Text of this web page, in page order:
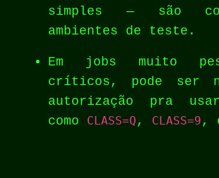
simples — são
ambientes de teste.
Em jobs muito
críticos, pode ser
autorização pra
como CLASS=Q , CLASS=9 ,